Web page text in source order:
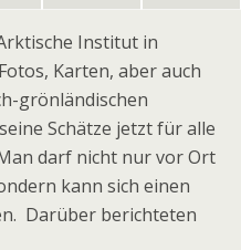
Institut in
Karten, aber auch
grönländischen
Schätze jetzt für alle
darf nicht nur vor Ort
kann sich einen
Darüber berichteten